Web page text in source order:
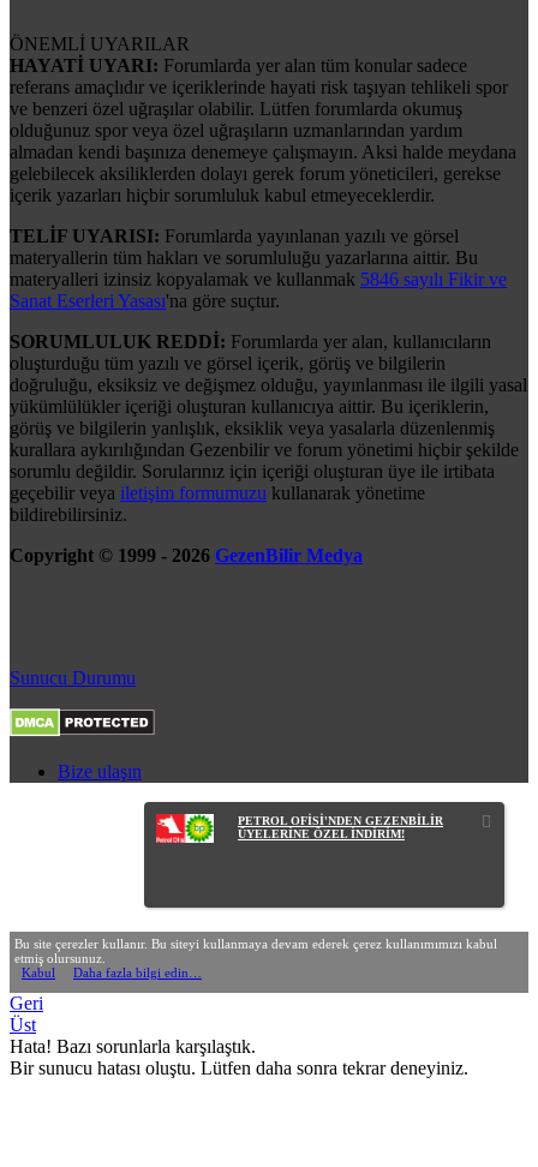
ÖNEMLİ UYARILAR
HAYATİ UYARI: Forumlarda yer alan tüm konular sadece
referans amaçlıdır ve içeriklerinde hayati risk taşıyan tehlikeli spor
ve benzeri özel uğraşılar olabilir. Lütfen forumlarda okumuş
olduğunuz spor veya özel uğraşıların uzmanlarından yardım
almadan kendi başınıza denemeye çalışmayın. Aksi halde meydana
gelebilecek aksiliklerden dolayı gerek forum yöneticileri, gerekse
içerik yazarları hiçbir sorumluluk kabul etmeyeceklerdir.
TELİF UYARISI: Forumlarda yayınlanan yazılı ve görsel
materyallerin tüm hakları ve sorumluluğu yazarlarına aittir. Bu
materyalleri izinsiz kopyalamak ve kullanmak 5846 sayılı Fikir ve
Sanat Eserleri Yasası'na göre suçtur.
SORUMLULUK REDDİ: Forumlarda yer alan, kullanıcıların
oluşturduğu tüm yazılı ve görsel içerik, görüş ve bilgilerin
doğruluğu, eksiksiz ve değişmez olduğu, yayınlanması ile ilgili yasal
yükümlülükler içeriği oluşturan kullanıcıya aittir. Bu içeriklerin,
görüş ve bilgilerin yanlışlık, eksiklik veya yasalarla düzenlenmiş
kurallara aykırılığından Gezenbilir ve forum yönetimi hiçbir şekilde
sorumlu değildir. Sorularınız için içeriği oluşturan üye ile irtibata
geçebilir veya iletişim formumuzu kullanarak yönetime
bildirebilirsiniz.
Copyright © 1999 - 2026 GezenBilir Medya
Sunucu Durumu
Bize ulaşın
PETROL OFİSİ'NDEN GEZENBİLİR
ÜYELERİNE ÖZEL İNDİRİM!
Bu site çerezler kullanır. Bu siteyi kullanmaya devam ederek çerez kullanımımızı kabul
etmiş olursunuz.
Kabul
Daha fazla bilgi edin…
Geri
Üst
Hata! Bazı sorunlarla karşılaştık.
Bir sunucu hatası oluştu. Lütfen daha sonra tekrar deneyiniz.